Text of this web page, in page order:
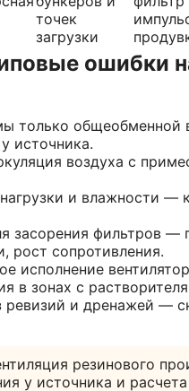
точек
загрузки
ошибки
только общеобменной
источника.
воздуха с
и влажности —
засорения фильтров —
рост сопротивления.
исполнение
в зонах с
и дренажей —
резинового
у источника и